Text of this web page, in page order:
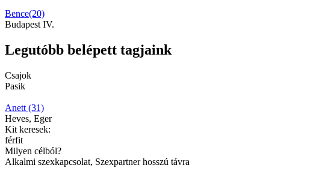
Bence(20)
Budapest IV.
Legutóbb belépett tagjaink
Csajok
Pasik
Anett (31)
Heves, Eger
Kit keresek:
férfit
Milyen célból?
Alkalmi szexkapcsolat, Szexpartner hosszú távra